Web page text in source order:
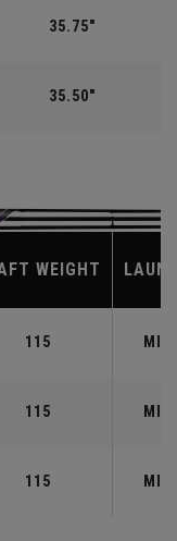
35.75"
35.50"
WEIGHT
115 MID
115 MID
115 MID